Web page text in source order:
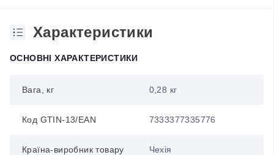
Характеристики
ОСНОВНІ ХАРАКТЕРИСТИКИ
Вага, кг 0,28 кг
Код GTIN-13/EAN 7333377335776
Країна-виробник товару Чехія